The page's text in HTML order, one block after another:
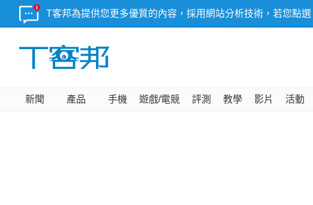
T客邦為提供您更多優質的內容，採用網站分析技術，若您點
新聞 產品 手機 遊戲/電競 評測 教學 影片 活動